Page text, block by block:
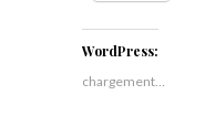
WordPress:
chargement…